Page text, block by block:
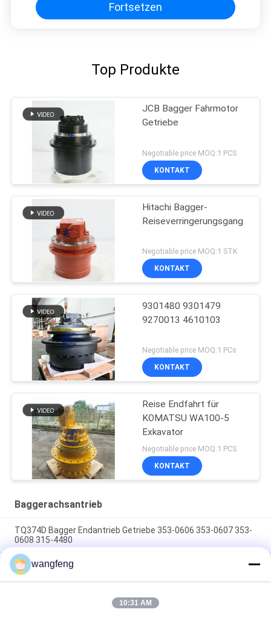
Fortsetzen
Top Produkte
JCB Bagger Fahrmotor
Getriebe
Negotiable price MOQ:1 PCS
KONTAKT
Hitachi Bagger-
Reiseverringerungsgang
Negotiable price MOQ:1 STK
KONTAKT
9301480 9301479
9270013 4610103
Negotiable price MOQ:1 PCs
KONTAKT
Reise Endfahrt für
KOMATSU WA100-5
Exkavator
Negotiable price MOQ:1 PCS
KONTAKT
Baggerachsantrieb
TQ374D Bagger Endantrieb Getriebe 353-0606 353-0607 353-
0608 315-4480
353-0528 333-3036 Bagger Endantrieb Motor Hydraulisch
geeignet TQ345D TQ349D
Der hydraulische Endantriebsmotor BMVT41 von Danfoss
kann an 5~6 Tonnen schwebende Steerlader angepasst
wangfeng
10:31 AM